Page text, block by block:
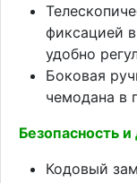
фиксацией
удобно
Боковая
чемодана в
Безопасность
Кодовый